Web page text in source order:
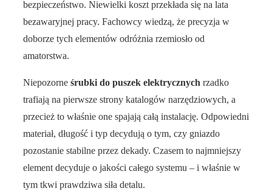
bezpieczeństwo. Niewielki koszt przekłada się na lata
bezawaryjnej pracy. Fachowcy wiedzą, że precyzja w
doborze tych elementów odróżnia rzemiosło od
amatorstwa.
Niepozorne śrubki do puszek elektrycznych rzadko
trafiają na pierwsze strony katalogów narzędziowych, a
przecież to właśnie one spajają całą instalację. Odpowiedni
materiał, długość i typ decydują o tym, czy gniazdo
pozostanie stabilne przez dekady. Czasem to najmniejszy
element decyduje o jakości całego systemu – i właśnie w
tym tkwi prawdziwa siła detalu.